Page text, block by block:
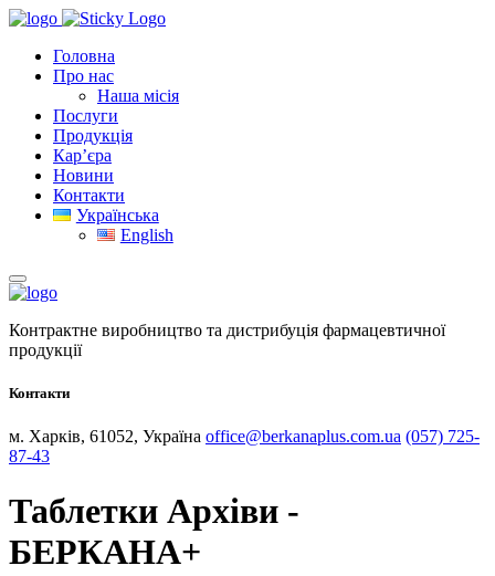
Головна
Про нас
Наша місія
Послуги
Продукція
Кар’єра
Новини
Контакти
Українська
English
Контрактне виробництво та дистрибуція фармацевтичної
продукції
Контакти
м. Харків, 61052, Україна office@berkanaplus.com.ua (057) 725-
87-43
Таблетки Архіви -
БЕРКАНА+